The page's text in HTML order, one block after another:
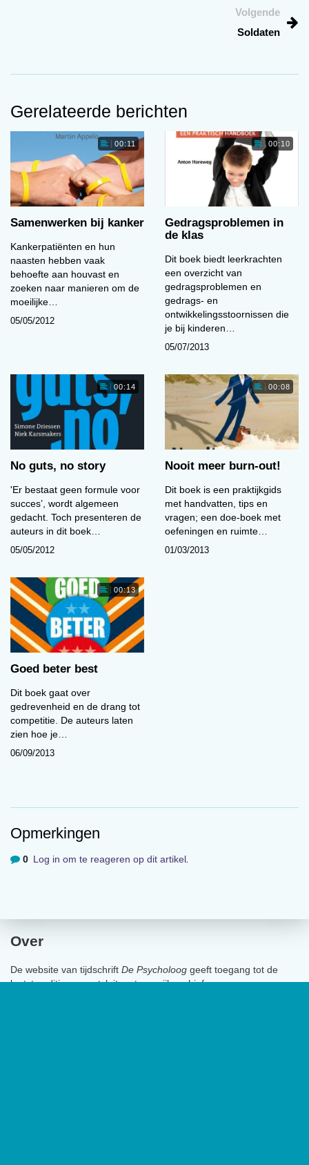
Volgende
Soldaten
Gerelateerde berichten
00:11
Samenwerken bij kanker
Kankerpatiënten en hun
naasten hebben vaak
behoefte aan houvast en
zoeken naar manieren om de
moeilijke…
05/05/2012
00:10
Gedragsproblemen in
de klas
Dit boek biedt leerkrachten
een overzicht van
gedragsproblemen en
gedrags- en
ontwikkelingsstoornissen die
je bij kinderen…
05/07/2013
00:14
No guts, no story
'Er bestaat geen formule voor
succes’, wordt algemeen
gedacht. Toch presenteren de
auteurs in dit boek…
05/05/2012
00:08
Nooit meer burn-out!
Dit boek is een praktijkgids
met handvatten, tips en
vragen; een doe-boek met
oefeningen en ruimte…
01/03/2013
00:13
Goed beter best
Dit boek gaat over
gedrevenheid en de drang tot
competitie. De auteurs laten
zien hoe je…
06/09/2013
Opmerkingen
0 Log in om te reageren op dit artikel
Over
De website van tijdschrift De Psycholoog geeft toegang tot de
laatste edities en ontsluit met een rijk archief van